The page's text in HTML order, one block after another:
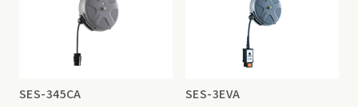
SES-345CA SES-3EVA